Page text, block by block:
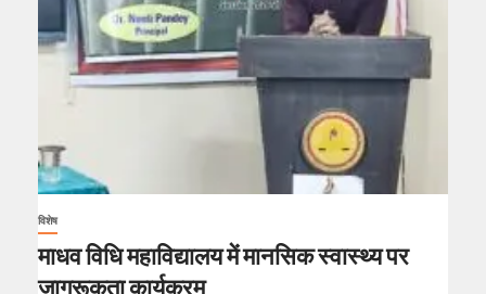
विशेष
माधव विधि महाविद्यालय में मानसिक स्वास्थ्य पर
जागरूकता कार्यक्रम